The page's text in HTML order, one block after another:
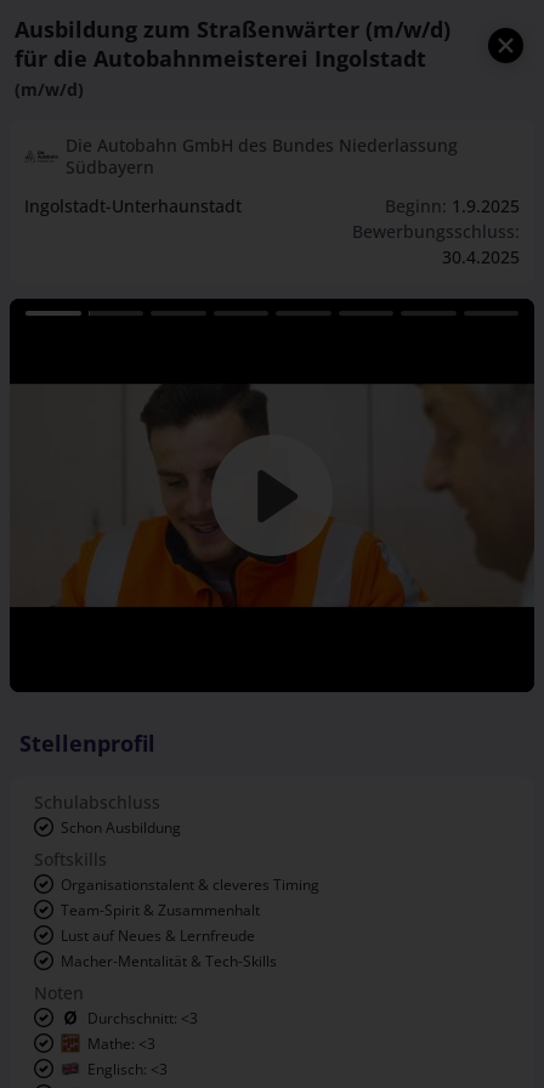
Ausbildung zum Straßenwärter (m/w/d)
für die Autobahnmeisterei Ingolstadt
(m/w/d)
Die Autobahn GmbH des Bundes Niederlassung
Südbayern
Ingolstadt-Unterhaunstadt
Beginn: 1.9.2025
Bewerbungsschluss:
30.4.2025
Stellenprofil
Schulabschluss
Schon Ausbildung
Softskills
Organisationstalent & cleveres Timing
Team-Spirit & Zusammenhalt
Lust auf Neues & Lernfreude
Macher-Mentalität & Tech-Skills
Noten
Durchschnitt: <3
Mathe: <3
Englisch: <3